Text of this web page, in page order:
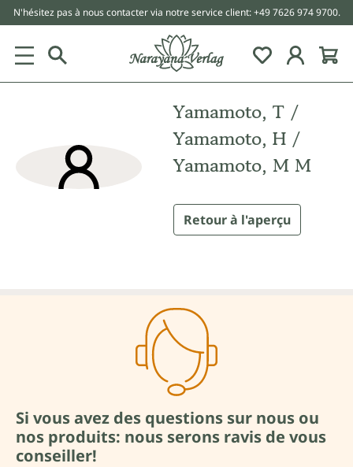
principal
N'hésitez pas à nous contacter via notre service client: +49 7626 974 9700.
Yamamoto, T /
Yamamoto, H /
Yamamoto, M M
Retour à l'aperçu
Si vous avez des questions sur nous ou
nos produits: nous serons ravis de vous
conseiller!